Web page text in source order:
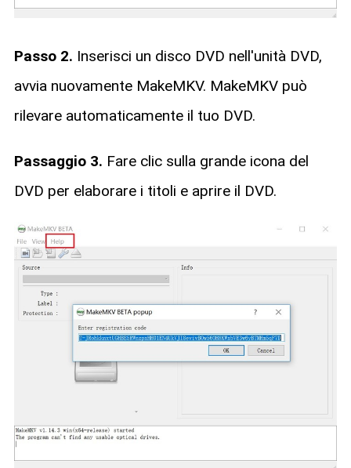
Passo 2. Inserisci un disco DVD nell'unità DVD,
avvia nuovamente MakeMKV. MakeMKV può
rilevare automaticamente il tuo DVD.
Passaggio 3. Fare clic sulla grande icona del
DVD per elaborare i titoli e aprire il DVD.